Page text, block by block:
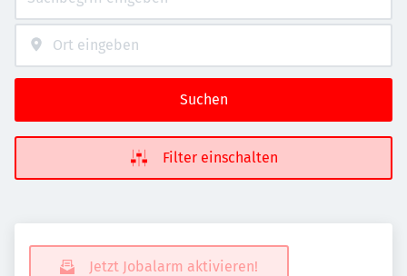
Suchen
Filter einschalten
Jetzt Jobalarm aktivieren!